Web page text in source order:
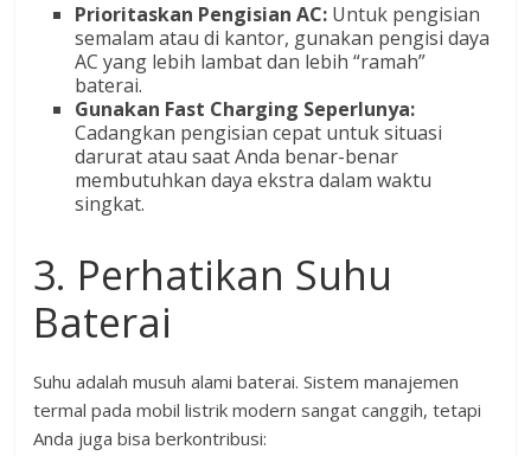
Prioritaskan Pengisian AC: Untuk pengisian
semalam atau di kantor, gunakan pengisi daya
AC yang lebih lambat dan lebih “ramah”
baterai.
Gunakan Fast Charging Seperlunya:
Cadangkan pengisian cepat untuk situasi
darurat atau saat Anda benar-benar
membutuhkan daya ekstra dalam waktu
singkat.
3. Perhatikan Suhu
Baterai
Suhu adalah musuh alami baterai. Sistem manajemen
termal pada mobil listrik modern sangat canggih, tetapi
Anda juga bisa berkontribusi: